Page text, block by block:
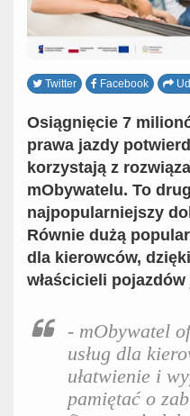
Twitter Facebook
Osiągnięcie 7
prawa jazdy
korzystają z
mObywatelu. To
najpopularniejszy
Równie dużą
dla kierowców,
właścicieli
- mObywatel
usług dla
ułatwienie i
pamiętać o